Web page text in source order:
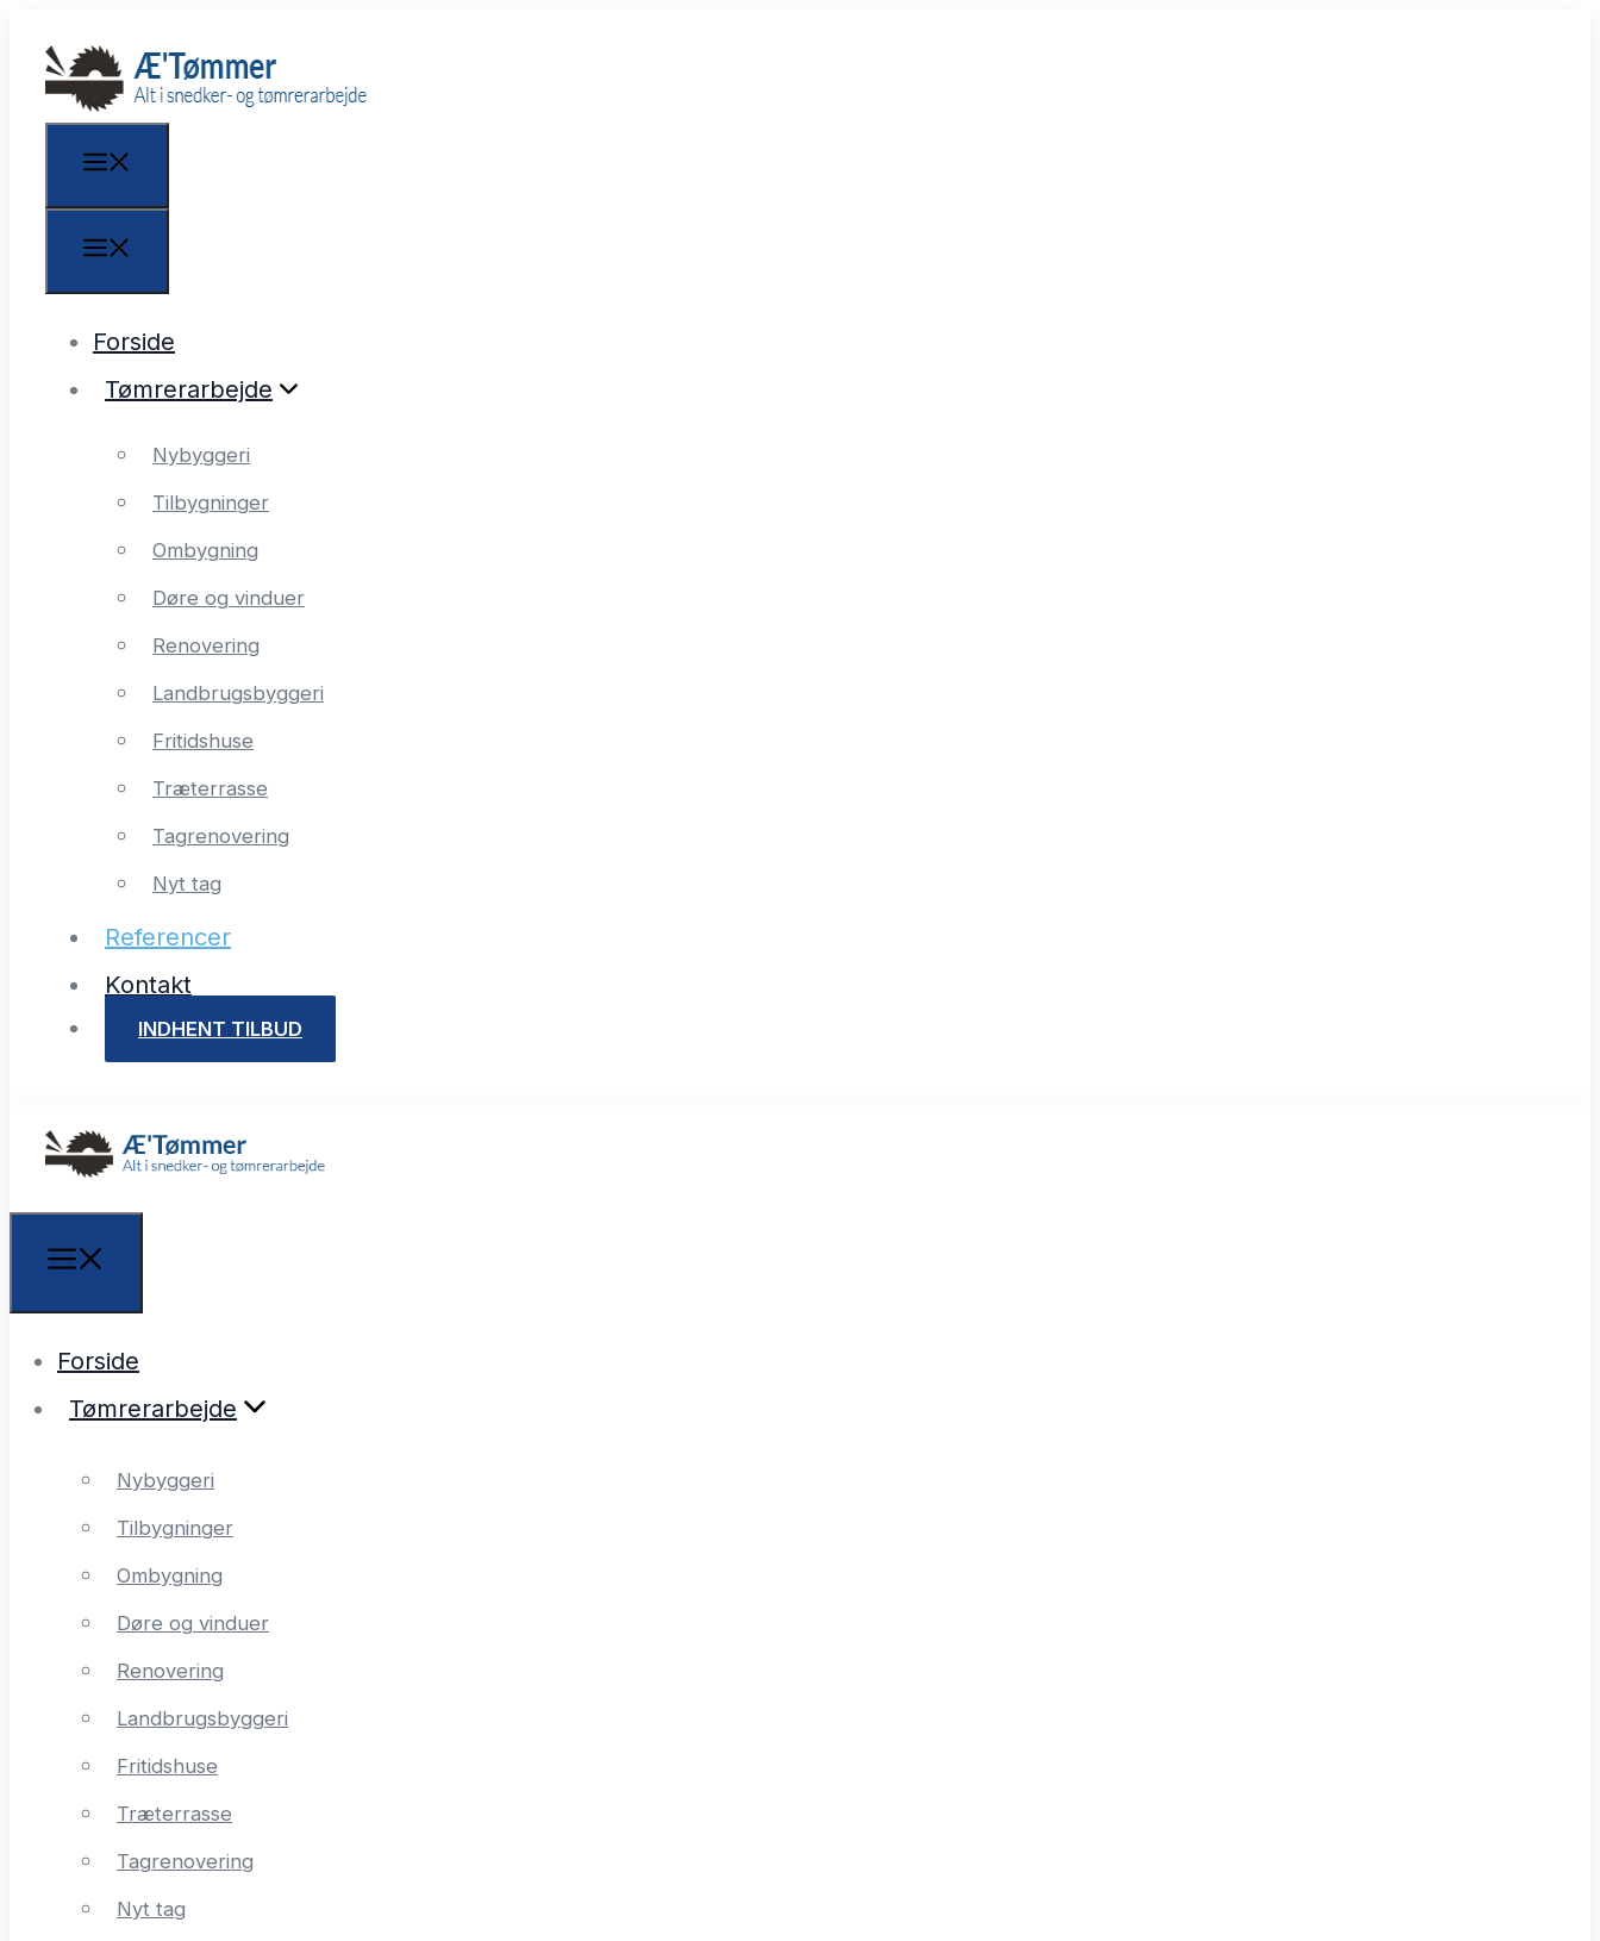
Forside
Tømrerarbejde
Nybyggeri
Tilbygninger
Ombygning
Døre og vinduer
Renovering
Landbrugsbyggeri
Fritidshuse
Træterrasse
Tagrenovering
Nyt tag
Referencer
Kontakt
INDHENT TILBUD
Forside
Tømrerarbejde
Nybyggeri
Tilbygninger
Ombygning
Døre og vinduer
Renovering
Landbrugsbyggeri
Fritidshuse
Træterrasse
Tagrenovering
Nyt tag